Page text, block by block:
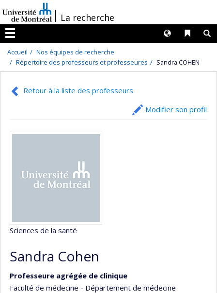
au
contenu
/La recherche
Menu
Liens
Langues
Accueil
Nos équipes de recherche
Répertoire des professeurs et professeures
Sandra COHEN
Retour à la liste des professeurs
Modifier son profil
Sciences de la santé
Sandra Cohen
Professeure agrégée de clinique
Faculté de médecine - Département de médecine